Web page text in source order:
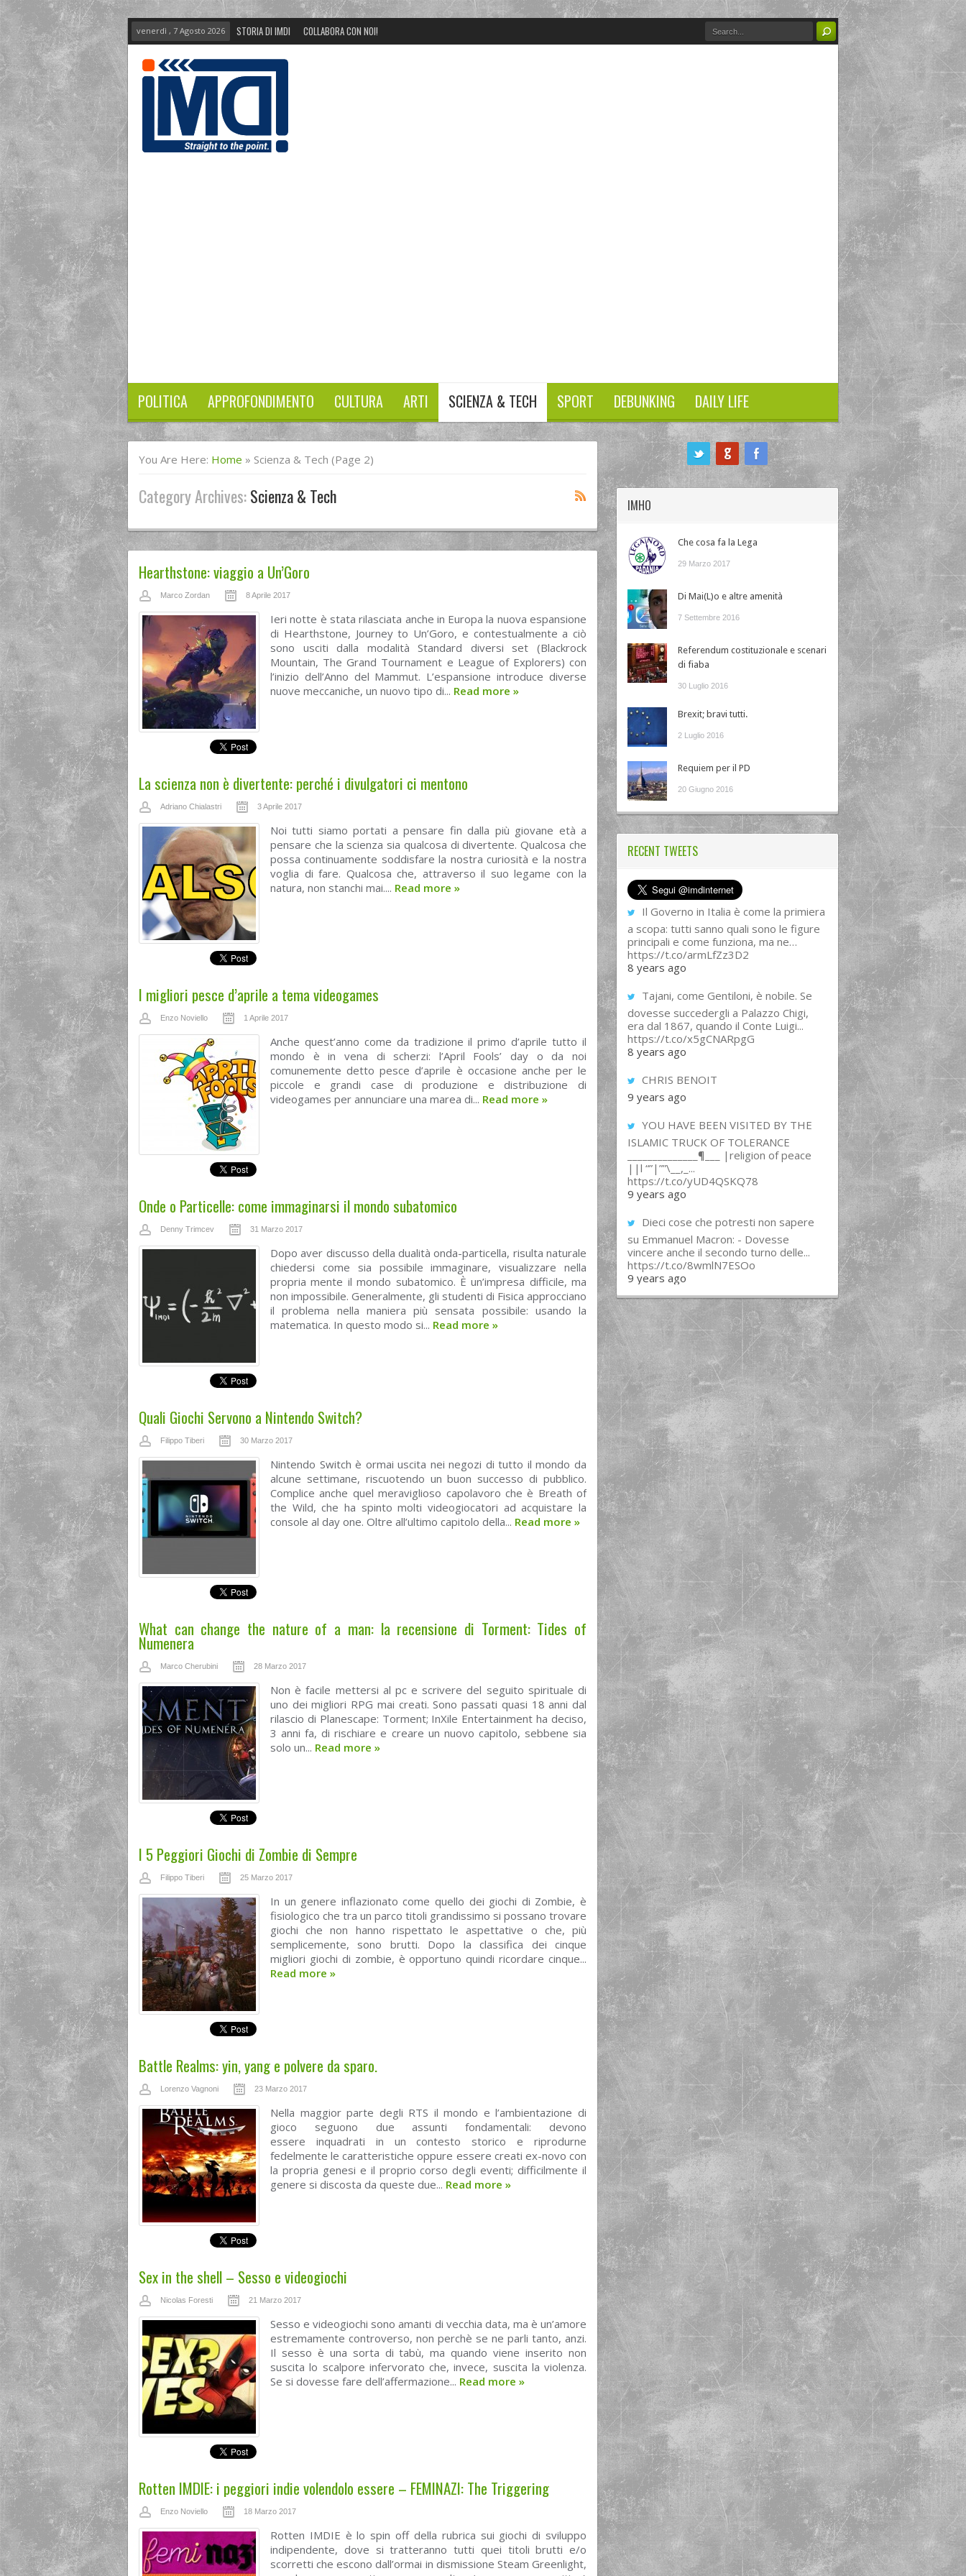
venerdì , 7 Agosto 2026 STORIA DI IMDI COLLABORA CON NOI!
POLITICA APPROFONDIMENTO CULTURA ARTI SCIENZA & TECH SPORT DEBUNKING DAILY LIFE
You Are Here: Home » Scienza & Tech (Page 2)
Category Archives:Scienza & Tech
Hearthstone: viaggio a Un’Goro
Marco Zordan 8 Aprile 2017
Ieri notte è stata rilasciata anche in Europa la nuova espansione
di Hearthstone, Journey to Un’Goro, e contestualmente a ciò
sono usciti dalla modalità Standard diversi set (Blackrock
Mountain, The Grand Tournament e League of Explorers) con
l’inizio dell’Anno del Mammut. L’espansione introduce diverse
nuove meccaniche, un nuovo tipo di... Read more »
La scienza non è divertente: perché i divulgatori ci mentono
Adriano Chialastri 3 Aprile 2017
Noi tutti siamo portati a pensare fin dalla più giovane età a
pensare che la scienza sia qualcosa di divertente. Qualcosa che
possa continuamente soddisfare la nostra curiosità e la nostra
voglia di fare. Qualcosa che, attraverso il suo legame con la
natura, non stanchi mai.... Read more »
I migliori pesce d’aprile a tema videogames
Enzo Noviello 1 Aprile 2017
Anche quest’anno come da tradizione il primo d’aprile tutto il
mondo è in vena di scherzi: l’April Fools’ day o da noi
comunemente detto pesce d’aprile è occasione anche per le
piccole e grandi case di produzione e distribuzione di
videogames per annunciare una marea di... Read more »
Onde o Particelle: come immaginarsi il mondo subatomico
Denny Trimcev 31 Marzo 2017
Dopo aver discusso della dualità onda-particella, risulta naturale
chiedersi come sia possibile immaginare, visualizzare nella
propria mente il mondo subatomico. È un’impresa difficile, ma
non impossibile. Generalmente, gli studenti di Fisica approcciano
il problema nella maniera più sensata possibile: usando la
matematica. In questo modo si... Read more »
Quali Giochi Servono a Nintendo Switch?
Filippo Tiberi 30 Marzo 2017
Nintendo Switch è ormai uscita nei negozi di tutto il mondo da
alcune settimane, riscuotendo un buon successo di pubblico.
Complice anche quel meraviglioso capolavoro che è Breath of
the Wild, che ha spinto molti videogiocatori ad acquistare la
console al day one. Oltre all’ultimo capitolo della... Read more »
What can change the nature of a man: la recensione di Torment: Tides of
Numenera
Marco Cherubini 28 Marzo 2017
Non è facile mettersi al pc e scrivere del seguito spirituale di
uno dei migliori RPG mai creati. Sono passati quasi 18 anni dal
rilascio di Planescape: Torment; InXile Entertainment ha deciso,
3 anni fa, di rischiare e creare un nuovo capitolo, sebbene sia
solo un... Read more »
I 5 Peggiori Giochi di Zombie di Sempre
Filippo Tiberi 25 Marzo 2017
In un genere inflazionato come quello dei giochi di Zombie, è
fisiologico che tra un parco titoli grandissimo si possano trovare
giochi che non hanno rispettato le aspettative o che, più
semplicemente, sono brutti. Dopo la classifica dei cinque
migliori giochi di zombie, è opportuno quindi ricordare cinque...
Read more »
Battle Realms: yin, yang e polvere da sparo.
Lorenzo Vagnoni 23 Marzo 2017
Nella maggior parte degli RTS il mondo e l’ambientazione di
gioco seguono due assunti fondamentali: devono
essere inquadrati in un contesto storico e riprodurne
fedelmente le caratteristiche oppure essere creati ex-novo con
la propria genesi e il proprio corso degli eventi; difficilmente il
genere si discosta da queste due... Read more »
Sex in the shell – Sesso e videogiochi
Nicolas Foresti 21 Marzo 2017
Sesso e videogiochi sono amanti di vecchia data, ma è un’amore
estremamente controverso, non perchè se ne parli tanto, anzi.
Il sesso è una sorta di tabù, ma quando viene inserito non
suscita lo scalpore infervorato che, invece, suscita la violenza.
Se si dovesse fare dell’affermazione... Read more »
Rotten IMDIE: i peggiori indie volendolo essere – FEMINAZI: The Triggering
Enzo Noviello 18 Marzo 2017
Rotten IMDIE è lo spin off della rubrica sui giochi di sviluppo
indipendente, dove si tratteranno tutti quei titoli brutti e/o
scorretti che escono dall’ormai in dismissione Steam Greenlight,
IMHO
Che cosa fa la Lega
29 Marzo 2017
Di Mai(L)o e altre amenità
7 Settembre 2016
Referendum costituzionale e scenari
di fiaba
30 Luglio 2016
Brexit; bravi tutti.
2 Luglio 2016
Requiem per il PD
20 Giugno 2016
RECENT TWEETS
Il Governo in Italia è come la primiera
a scopa: tutti sanno quali sono le figure
principali e come funziona, ma ne…
https://t.co/armLfZz3D2
8 years ago
Tajani, come Gentiloni, è nobile. Se
dovesse succedergli a Palazzo Chigi,
era dal 1867, quando il Conte Luigi...
https://t.co/x5gCNARpgG
8 years ago
CHRIS BENOIT
9 years ago
YOU HAVE BEEN VISITED BY THE
ISLAMIC TRUCK OF TOLERANCE
______________¶___ |religion of peace
||l “”|””\__,_...
https://t.co/yUD4QSKQ78
9 years ago
Dieci cose che potresti non sapere
su Emmanuel Macron: - Dovesse
vincere anche il secondo turno delle...
https://t.co/8wmlN7ESOo
9 years ago